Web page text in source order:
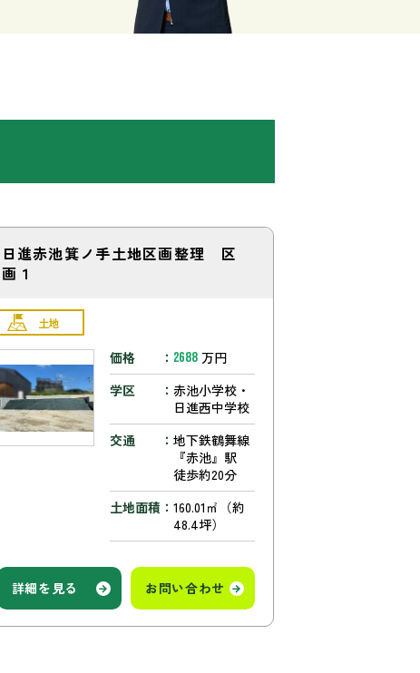
日進赤池箕ノ手土地区画整理 区
画１
土地
価格 2688 万円
学区
赤池小学校・
日進西中学校
交通
地下鉄鶴舞線
『赤池』駅
徒歩約20分
土地面積
160.01㎡（約
48.4坪）
詳細を見る お問い合わせ